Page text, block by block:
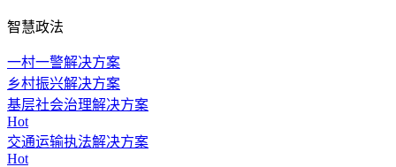
智慧政法
一村一警解决方案
乡村振兴解决方案
基层社会治理解决方案
Hot
交通运输执法解决方案
Hot